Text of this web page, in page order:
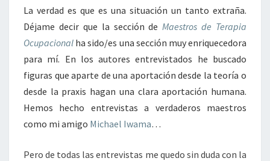
La verdad es que es una situación un tanto extraña.
Déjame decir que la sección deMaestros de Terapia
Ocupacional ha sido/es una sección muy enriquecedora
para mí. En los autores entrevistados he buscado
figuras que aparte de una aportación desde la teoría o
desde la praxis hagan una clara aportación humana.
Hemos hecho entrevistas a verdaderos maestros
como mi amigo Michael Iwama…
Pero de todas las entrevistas me quedo sin duda con la